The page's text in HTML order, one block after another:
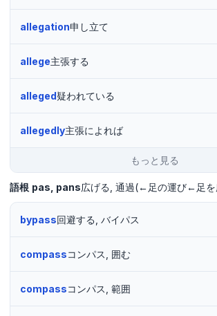
allegation申し立て
allege主張する
alleged疑われている
allegedly主張によれば
もっと見る
語根 pas pans広げる 通過(←足の運び←足を
bypass回避する, バイパス
compassコンパス, 囲む
compassコンパス, 範囲